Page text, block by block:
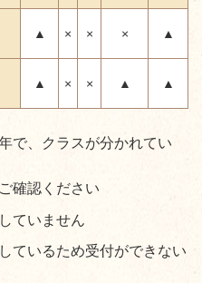
▲ × × × ▲
▲ × × ▲ ▲
で、クラスが分かれてい
確認ください
ていません
ているため受付ができない